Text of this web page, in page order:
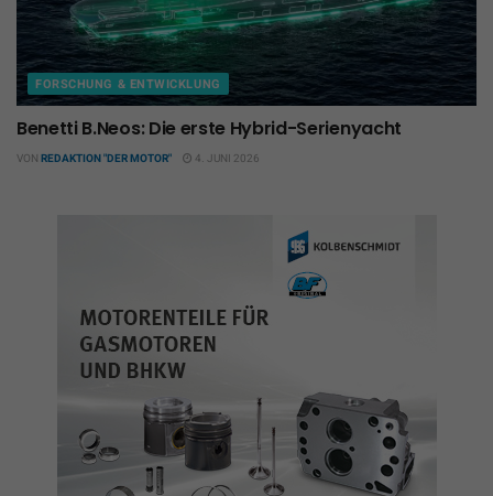
FORSCHUNG & ENTWICKLUNG
Benetti B.Neos: Die erste Hybrid-Serienyacht
VON REDAKTION "DER MOTOR" 4. JUNI 2026